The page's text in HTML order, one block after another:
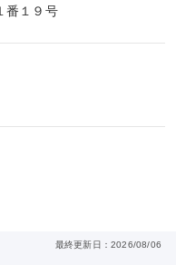
番１９号
最終更新日：2026/08/06